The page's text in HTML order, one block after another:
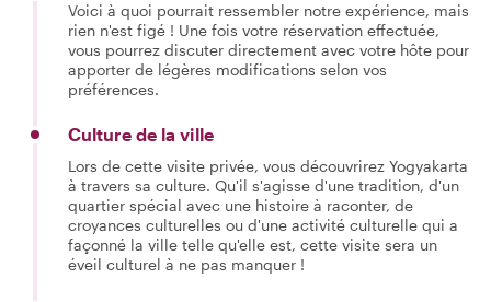
Voici à quoi pourrait ressembler notre expérience, mais
rien n'est figé ! Une fois votre réservation effectuée,
vous pourrez discuter directement avec votre hôte pour
apporter de légères modifications selon vos
préférences.
Culture de la ville
Lors de cette visite privée, vous découvrirez Yogyakarta
à travers sa culture. Qu'il s'agisse d'une tradition, d'un
quartier spécial avec une histoire à raconter, de
croyances culturelles ou d'une activité culturelle qui a
façonné la ville telle qu'elle est, cette visite sera un
éveil culturel à ne pas manquer !